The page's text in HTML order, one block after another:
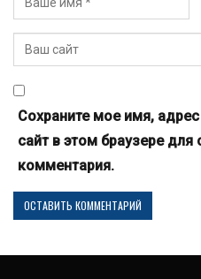
Сохраните мое имя,
сайт в этом браузере
комментария.